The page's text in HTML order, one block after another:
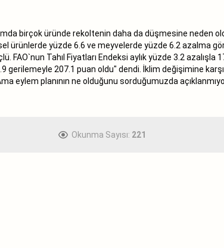
birçok üründe rekoltenin daha da düşmesine neden
ürünlerde yüzde 6.6 ve meyvelerde yüzde 6.2 azalma
Tahıl Fiyatları Endeksi aylık yüzde 3.2
207.1 puan oldu" dendi. İklim değişimine
eylem planının ne olduğunu sorduğumuzda
Okunma Sayısı: 221